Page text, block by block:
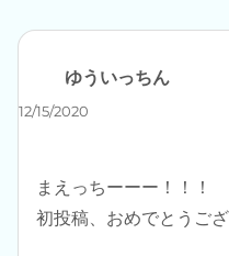
ゆういっちん
12/15/2020
まえっちーーー！！！
初投稿、おめでとうご